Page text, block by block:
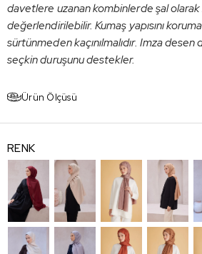
davetlere uzanan kombinlerde şal
değerlendirilebilir. Kumaş yapısını
sürtünmeden kaçınılmalıdır. Imza desen
seçkin duruşunu destekler.
Ürün Ölçüsü
RENK